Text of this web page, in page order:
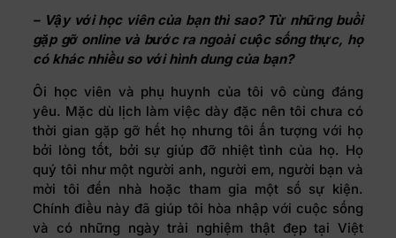
– Vậy với học viên của bạn thì sao? Từ những buổi
gặp gỡ online và bước ra ngoài cuộc sống thực, họ
có khác nhiều so với hình dung của bạn?
Ôi học viên và phụ huynh của tôi vô cùng đáng
yêu. Mặc dù lịch làm việc dày đặc nên tôi chưa có
thời gian gặp gỡ hết họ nhưng tôi ấn tượng với họ
bởi lòng tốt, bởi sự giúp đỡ nhiệt tình của họ. Họ
quý tôi như một người anh, người em, người bạn và
mời tôi đến nhà hoặc tham gia một số sự kiện.
Chính điều này đã giúp tôi hòa nhập với cuộc sống
và có những ngày trải nghiệm thật đẹp tại Việt